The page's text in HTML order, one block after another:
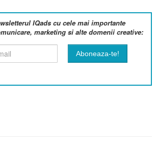
IQads cu cele mai importante
marketing si alte domenii creative: